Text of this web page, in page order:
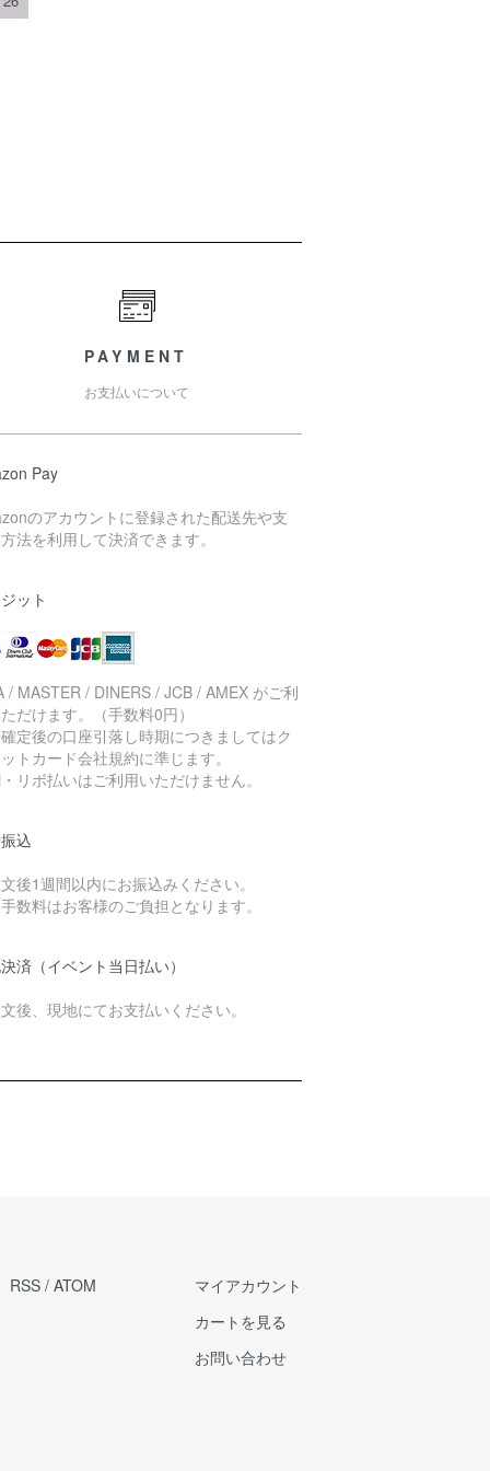
PAYMENT
お支払いについて
Pay
のアカウントに登録された配送先や支
法を利用して決済できます。
ット
/ MASTER / DINERS / JCB / AMEX がご利
だけます。（手数料0円）
定後の口座引落し時期につきましてはク
トカード会社規約に準じます。
リボ払いはご利用いただけません。
込
後1週間以内にお振込みください。
数料はお客様のご負担となります。
済（イベント当日払い）
後、現地にてお支払いください。
RSS / ATOM
マイアカウント
カートを見る
お問い合わせ